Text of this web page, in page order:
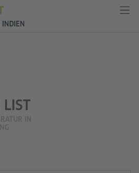
LIST
IN